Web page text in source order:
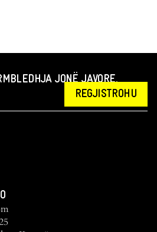
JONË JAVORE.
REGJISTROHU